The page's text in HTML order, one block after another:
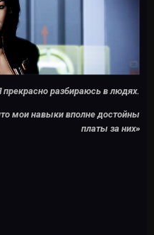
прекрасно разбираюсь в людях.
мои навыки вполне достойны
платы за них»